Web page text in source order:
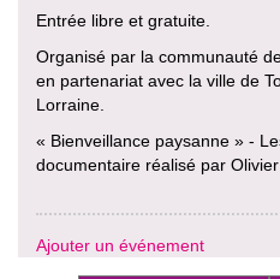
Entrée libre et gratuite.
Organisé par la communauté
en partenariat avec la ville de
Lorraine.
« Bienveillance paysanne » -
documentaire réalisé par
Ajouter un événement